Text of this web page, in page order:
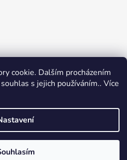
cookie. Dalším procházením
s jejich používáním.. Více
Shoptet
oblékat